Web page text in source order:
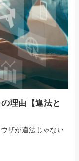
理由【違法と
ザが違法じゃない